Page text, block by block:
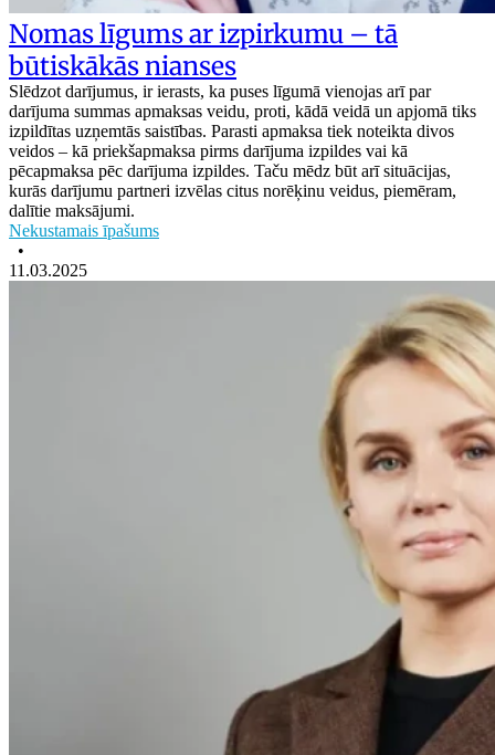
Nomas līgums ar izpirkumu – tā
būtiskākās nianses
Slēdzot darījumus, ir ierasts, ka puses līgumā vienojas arī par
darījuma summas apmaksas veidu, proti, kādā veidā un apjomā tiks
izpildītas uzņemtās saistības. Parasti apmaksa tiek noteikta divos
veidos – kā priekšapmaksa pirms darījuma izpildes vai kā
pēcapmaksa pēc darījuma izpildes. Taču mēdz būt arī situācijas,
kurās darījumu partneri izvēlas citus norēķinu veidus, piemēram,
dalītie maksājumi.
Nekustamais īpašums
•
11.03.2025